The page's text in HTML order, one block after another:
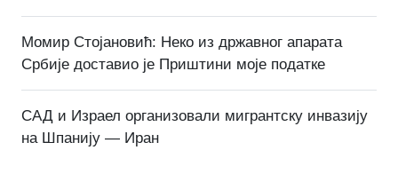
Момир Стојановић: Неко из државног апарата
Србије доставио је Приштини моје податке
САД и Израел организовали мигрантску инвазију
на Шпанију — Иран